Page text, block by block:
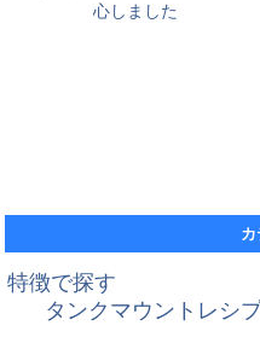
心しました
カ
特徴で探す
タンクマウントレシ